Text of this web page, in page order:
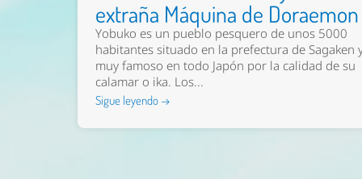
extraña Máquina de Doraemon
Yobuko es un pueblo pesquero de unos 5000
habitantes situado en la prefectura de Sagaken
muy famoso en todo Japón por la calidad de su
calamar o ika. Los...
Sigue leyendo →